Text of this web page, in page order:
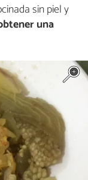
sin piel y
una